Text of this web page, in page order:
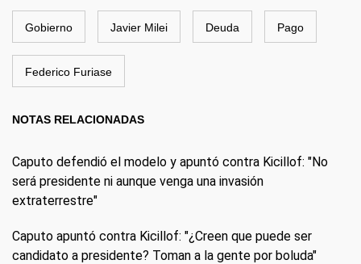
Gobierno Javier Milei Deuda Pago
Federico Furiase
NOTAS RELACIONADAS
Caputo defendió el modelo y apuntó contra Kicillof: "No
será presidente ni aunque venga una invasión
extraterrestre"
Caputo apuntó contra Kicillof: "¿Creen que puede ser
candidato a presidente? Toman a la gente por boluda"